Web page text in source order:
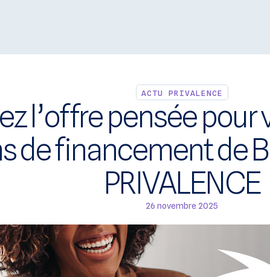
ACTU PRIVALENCE
l’offre pensée pour
de financement de
PRIVALENCE
26 novembre 2025